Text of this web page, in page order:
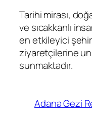
Tarihi mirası,
ve sıcakkanlı
en etkileyici
ziyaretçilerine
sunmaktadır.
Adana Gezi